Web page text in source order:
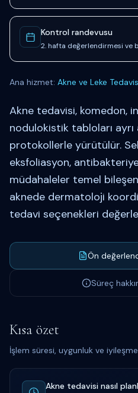
Kontrol randevusu
2. hafta değerlendirmesi ve
Ana hizmet: Akne ve Leke
Akne tedavisi, komedon,
nodulokistik tabloları
protokollerle yürütülür.
eksfoliasyon,
müdahaleler temel
aknede dermatoloji
tedavi seçenekleri
Ön
Süreç
Kısa özet
İşlem süresi, uygunluk ve
Akne tedavisi nasıl